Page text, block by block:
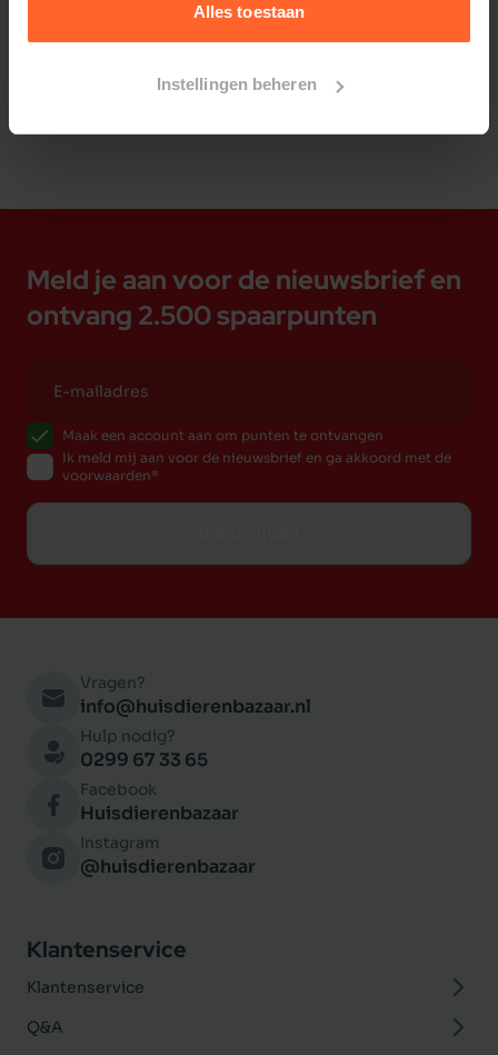
Alles toestaan
Instellingen beheren
Meld je aan voor de nieuwsbrief en
ontvang 2.500 spaarpunten
Maak een account aan om punten te ontvangen
Ik meld mij aan voor de nieuwsbrief en ga akkoord met de
voorwaarden
Vragen?
info@huisdierenbazaar.nl
Hulp nodig?
0299 67 33 65
Facebook
Huisdierenbazaar
Instagram
@huisdierenbazaar
Klantenservice
Klantenservice
Q&A